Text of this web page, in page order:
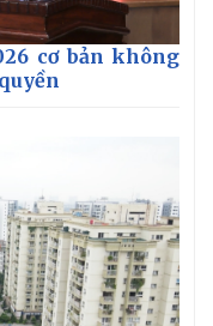
cơ bản không